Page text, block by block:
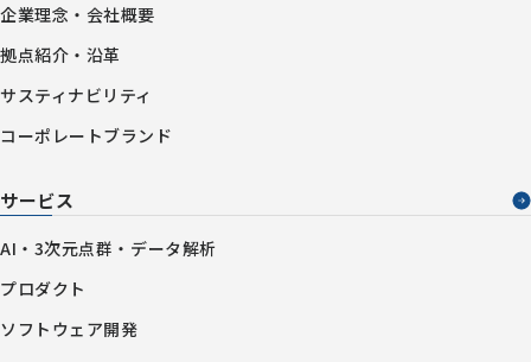
企業理念・会社概要
拠点紹介・沿革
サスティナビリティ
コーポレートブランド
サービス
AI・3次元点群・データ解析
プロダクト
ソフトウェア開発